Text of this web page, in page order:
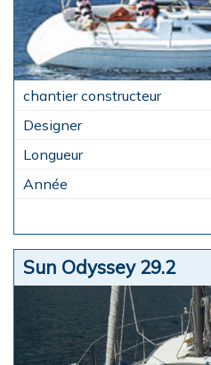
Sun Odyssey 29.2